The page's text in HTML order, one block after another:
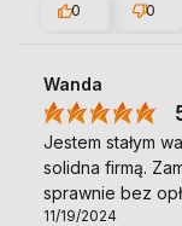
0
0
Wanda
Jestem stałym
solidna firmą.
sprawnie bez
11/19/2024